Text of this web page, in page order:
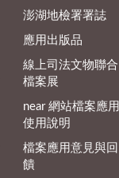
澎湖地檢署署誌
應用出版品
線上司法文物聯合
檔案展
near 網站檔案應用
使用說明
檔案應用意見與回
饋